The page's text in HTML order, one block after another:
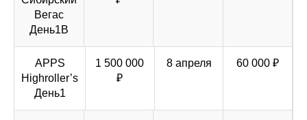
Вегас
День1B
APPS
Highroller’s
День1
1 500 000
₽
8 апреля 60 000 ₽